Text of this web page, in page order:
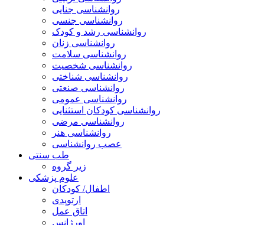
روانشناسی جنایی
روانشناسی جنسی
روانشناسی رشد و کودک
روانشناسی زنان
روانشناسی سلامت
روانشناسی شخصیت
روانشناسی شناختی
روانشناسی صنعتی
روانشناسی عمومی
روانشناسی کودکان استثنایی
روانشناسی مرضی
روانشناسی هنر
عصب روانشناسی
طب سنتی
زیر گروه
علوم پزشکی
اطفال/ کودکان
ارتوپدی
اتاق عمل
اورژانس